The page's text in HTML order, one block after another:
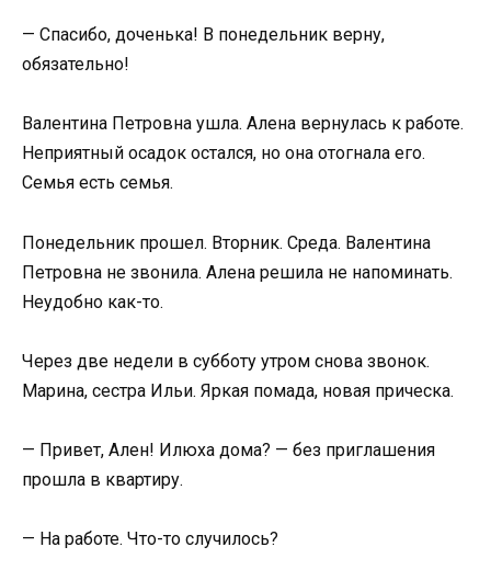
— Спасибо, доченька! В понедельник верну,
обязательно!
Валентина Петровна ушла. Алена вернулась к работе.
Неприятный осадок остался, но она отогнала его.
Семья есть семья.
Понедельник прошел. Вторник. Среда. Валентина
Петровна не звонила. Алена решила не напоминать.
Неудобно как-то.
Через две недели в субботу утром снова звонок.
Марина, сестра Ильи. Яркая помада, новая прическа.
— Привет, Ален! Илюха дома? — без приглашения
прошла в квартиру.
— На работе. Что-то случилось?